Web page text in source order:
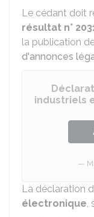
Le cédant doit
résultat n°
la publication
d'annonces
industriels
La déclaration
électronique,